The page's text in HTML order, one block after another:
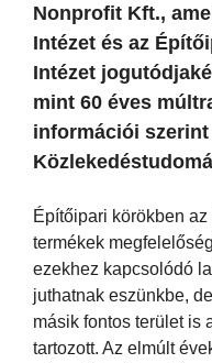
Nonprofit Kft.,
Intézet és az
Intézet
mint 60 éves
információi
Építőipari körökben
termékek
ezekhez kapcsolódó
juthatnak eszünkbe,
másik fontos terület is
tartozott. Az elmúlt